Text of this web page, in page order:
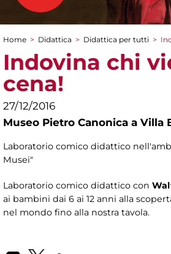
Tu sei qui
Home > Didattica > Didattica per tutti >
Indovina chi
cena!
27/12/2016
Museo Pietro Canonica a Villa
Laboratorio comico didattico
Musei"
Laboratorio comico didattico con
ai bambini dai 6 ai 12 anni alla
nel mondo fino alla nostra tavola.